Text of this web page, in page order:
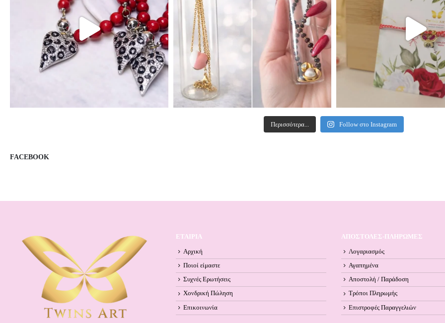
Περισσότερα... Follow στο Instagram
FACEBOOK
ΕΤΑΙΡΙΑ
Αρχική
Ποιοί είμαστε
Συχνές Ερωτήσεις
Χονδρική Πώληση
Επικοινωνία
ΑΠΟΣΤΟΛΕΣ-ΠΛΗΡΩΜΕΣ
Λογαριασμός
Αγαπημένα
Αποστολή / Παράδοση
Τρόποι Πληρωμής
Επιστροφές Παραγγελιών